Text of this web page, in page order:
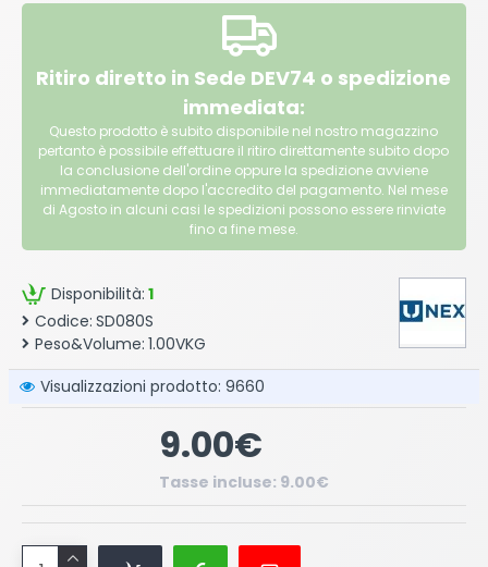
Disponibilità: 1
Codice: SD080S
Peso&Volume: 1.00VKG
Visualizzazioni prodotto: 9660
9.00€
Tasse incluse: 9.00€
Ritiro diretto in Sede DEV74 o spedizione
immediata:
Questo prodotto è subito disponibile nel nostro magazzino
pertanto è possibile effettuare il ritiro direttamente subito dopo
la conclusione dell'ordine oppure la spedizione avviene
immediatamente dopo l'accredito del pagamento. Nel mese
di Agosto in alcuni casi le spedizioni possono essere rinviate
fino a fine mese.